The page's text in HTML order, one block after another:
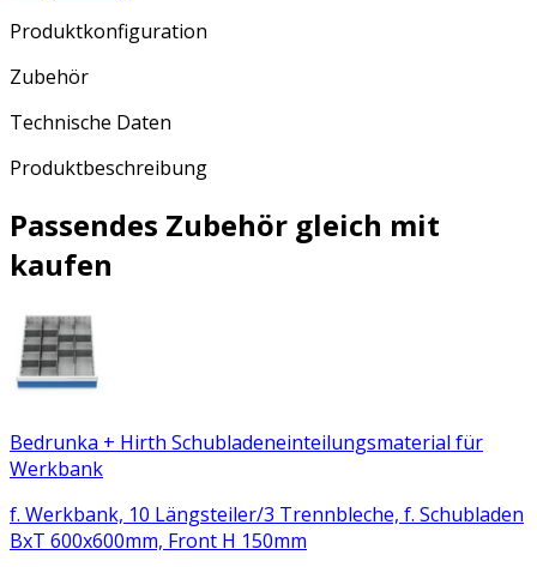
Produktkonfiguration
Zubehör
Technische Daten
Produktbeschreibung
Passendes Zubehör gleich mit
kaufen
Bedrunka + Hirth Schubladeneinteilungsmaterial für
Werkbank
f. Werkbank, 10 Längsteiler/3 Trennbleche, f. Schubladen
BxT 600x600mm, Front H 150mm